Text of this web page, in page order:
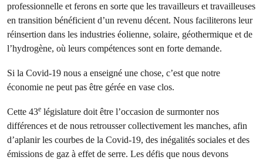
professionnelle et ferons en sorte que les travailleurs et travailleuses
en transition bénéficient d’un revenu décent. Nous faciliterons leur
réinsertion dans les industries éolienne, solaire, géothermique et de
l’hydrogène, où leurs compétences sont en forte demande.
Si la Covid-19 nous a enseigné une chose, c’est que notre
économie ne peut pas être gérée en vase clos.
Cette 43e législature doit être l’occasion de surmonter nos
différences et de nous retrousser collectivement les manches, afin
d’aplanir les courbes de la Covid-19, des inégalités sociales et des
émissions de gaz à effet de serre. Les défis que nous devons